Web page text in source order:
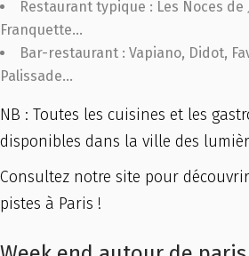
Restaurant typique : Les Noces de
Franquette…
Bar-restaurant : Vapiano, Didot,
Palissade…
NB : Toutes les cuisines et les
disponibles dans la ville des
Consultez notre site pour
pistes à Paris !